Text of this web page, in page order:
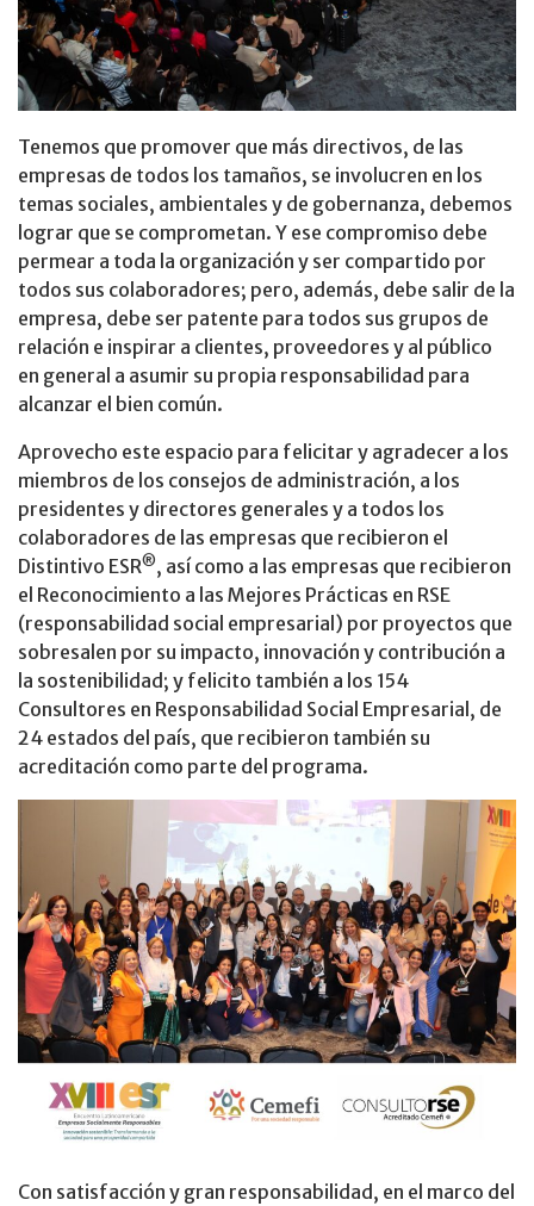
Tenemos que promover que más directivos, de las
empresas de todos los tamaños, se involucren en los
temas sociales, ambientales y de gobernanza, debemos
lograr que se comprometan. Y ese compromiso debe
permear a toda la organización y ser compartido por
todos sus colaboradores; pero, además, debe salir de la
empresa, debe ser patente para todos sus grupos de
relación e inspirar a clientes, proveedores y al público
en general a asumir su propia responsabilidad para
alcanzar el bien común.
Aprovecho este espacio para felicitar y agradecer a los
miembros de los consejos de administración, a los
presidentes y directores generales y a todos los
colaboradores de las empresas que recibieron el
Distintivo ESR®, así como a las empresas que recibieron
el Reconocimiento a las Mejores Prácticas en RSE
(responsabilidad social empresarial) por proyectos que
sobresalen por su impacto, innovación y contribución a
la sostenibilidad; y felicito también a los 154
Consultores en Responsabilidad Social Empresarial, de
24 estados del país, que recibieron también su
acreditación como parte del programa.
Con satisfacción y gran responsabilidad, en el marco del